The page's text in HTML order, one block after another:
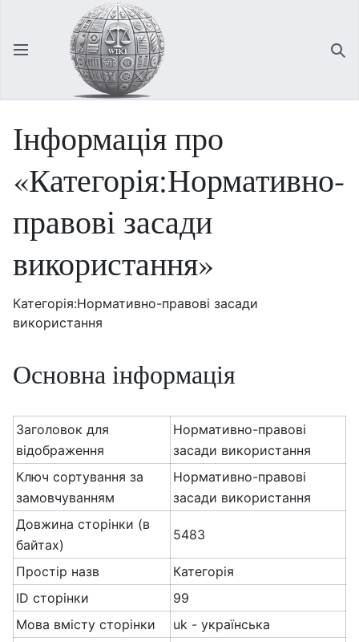
Відкрити головне меню
Інформація про
«Категорія:Нормативно-
правові засади
використання»
Категорія:Нормативно-правові засади
використання
Основна інформація
Заголовок для
відображення
Нормативно-правові
засади використання
Ключ сортування за
замовчуванням
Нормативно-правові
засади використання
Довжина сторінки (в
байтах)
5483
Простір назв
Категорія
ID сторінки
99
Мова вмісту сторінки
uk - українська